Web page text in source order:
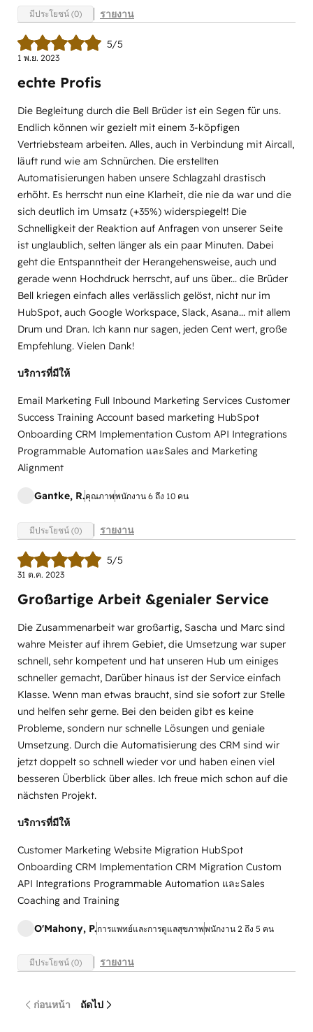
มีประโยชน์ (0) รายงาน
5/5
1 พ.ย. 2023
echte Profis
Die Begleitung durch die Bell Brüder ist ein Segen für uns.
Endlich können wir gezielt mit einem 3-köpfigen
Vertriebsteam arbeiten. Alles, auch in Verbindung mit Aircall,
läuft rund wie am Schnürchen. Die erstellten
Automatisierungen haben unsere Schlagzahl drastisch
erhöht. Es herrscht nun eine Klarheit, die nie da war und die
sich deutlich im Umsatz (+35%) widerspiegelt! Die
Schnelligkeit der Reaktion auf Anfragen von unserer Seite
ist unglaublich, selten länger als ein paar Minuten. Dabei
geht die Entspanntheit der Herangehensweise, auch und
gerade wenn Hochdruck herrscht, auf uns über... die Brüder
Bell kriegen einfach alles verlässlich gelöst, nicht nur im
HubSpot, auch Google Workspace, Slack, Asana... mit allem
Drum und Dran. Ich kann nur sagen, jeden Cent wert, große
Empfehlung. Vielen Dank!
บริการที่มีให้
Email Marketing Full Inbound Marketing Services Customer
Success Training Account based marketing HubSpot
Onboarding CRM Implementation Custom API Integrations
Programmable Automation และSales and Marketing
Alignment
Gantke, R.คุณภาพพนักงาน 6 ถึง 10 คน
มีประโยชน์ (0) รายงาน
5/5
31 ต.ค. 2023
Großartige Arbeit &genialer Service
Die Zusammenarbeit war großartig, Sascha und Marc sind
wahre Meister auf ihrem Gebiet, die Umsetzung war super
schnell, sehr kompetent und hat unseren Hub um einiges
schneller gemacht, Darüber hinaus ist der Service einfach
Klasse. Wenn man etwas braucht, sind sie sofort zur Stelle
und helfen sehr gerne. Bei den beiden gibt es keine
Probleme, sondern nur schnelle Lösungen und geniale
Umsetzung. Durch die Automatisierung des CRM sind wir
jetzt doppelt so schnell wieder vor und haben einen viel
besseren Überblick über alles. Ich freue mich schon auf die
nächsten Projekt.
บริการที่มีให้
Customer Marketing Website Migration HubSpot
Onboarding CRM Implementation CRM Migration Custom
API Integrations Programmable Automation และSales
Coaching and Training
O'Mahony, P.การแพทย์และการดูแลสุขภาพพนักงาน 2 ถึง 5 คน
มีประโยชน์ (0) รายงาน
ก่อนหน้า ถัดไป